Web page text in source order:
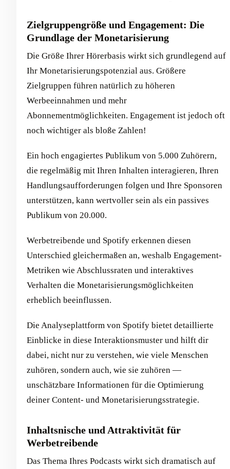
Zielgruppengröße und Engagement: Die
Grundlage der Monetarisierung
Die Größe Ihrer Hörerbasis wirkt sich grundlegend auf
Ihr Monetarisierungspotenzial aus. Größere
Zielgruppen führen natürlich zu höheren
Werbeeinnahmen und mehr
Abonnementmöglichkeiten. Engagement ist jedoch oft
noch wichtiger als bloße Zahlen!
Ein hoch engagiertes Publikum von 5.000 Zuhörern,
die regelmäßig mit Ihren Inhalten interagieren, Ihren
Handlungsaufforderungen folgen und Ihre Sponsoren
unterstützen, kann wertvoller sein als ein passives
Publikum von 20.000.
Werbetreibende und Spotify erkennen diesen
Unterschied gleichermaßen an, weshalb Engagement-
Metriken wie Abschlussraten und interaktives
Verhalten die Monetarisierungsmöglichkeiten
erheblich beeinflussen.
Die Analyseplattform von Spotify bietet detaillierte
Einblicke in diese Interaktionsmuster und hilft dir
dabei, nicht nur zu verstehen, wie viele Menschen
zuhören, sondern auch, wie sie zuhören —
unschätzbare Informationen für die Optimierung
deiner Content- und Monetarisierungsstrategie.
Inhaltsnische und Attraktivität für
Werbetreibende
Das Thema Ihres Podcasts wirkt sich dramatisch auf